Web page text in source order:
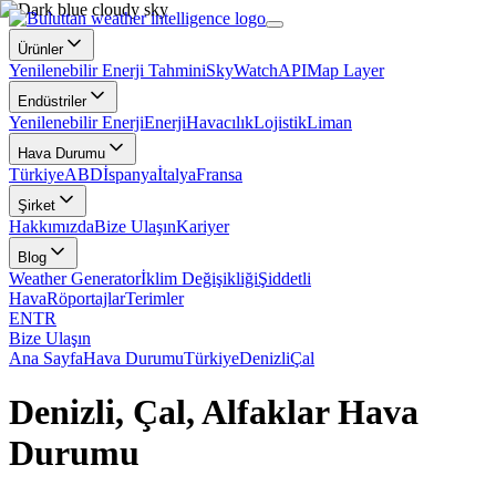
Ürünler
Yenilenebilir Enerji TahminiSkyWatchAPIMap Layer
Endüstriler
Yenilenebilir EnerjiEnerjiHavacılıkLojistikLiman
Hava Durumu
TürkiyeABDİspanyaİtalyaFransa
Şirket
HakkımızdaBize UlaşınKariyer
Blog
Weather Generatorİklim DeğişikliğiŞiddetli
HavaRöportajlarTerimler
ENTR
Bize Ulaşın
Ana SayfaHava DurumuTürkiyeDenizliÇal
Denizli, Çal, Alfaklar Hava
Durumu